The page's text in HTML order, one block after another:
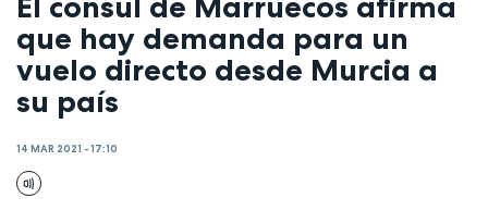
que hay demanda para un
vuelo directo desde Murcia a
su país
14 MAR 2021 - 17:10